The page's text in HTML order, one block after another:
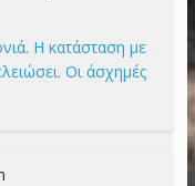
Η κατάσταση με
Οι άσχημές